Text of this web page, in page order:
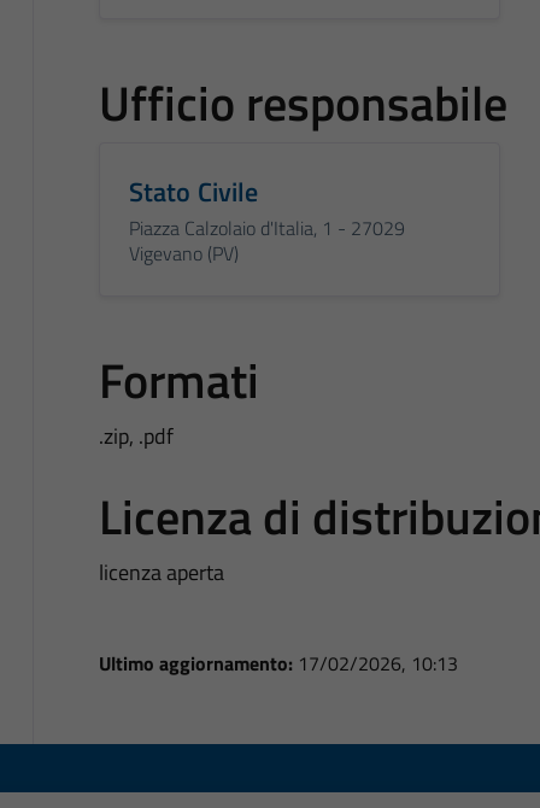
Ufficio responsabile
Stato Civile
Piazza Calzolaio d'Italia, 1 - 27029
Vigevano (PV)
Formati
.zip, .pdf
Licenza di
licenza aperta
Ultimo aggiornamento: 17/02/2026, 10:13